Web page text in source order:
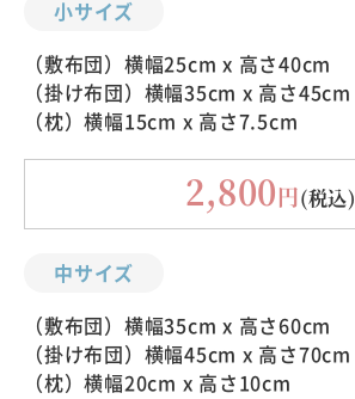
小サイズ
（敷布団）横幅25cm x 高さ40cm
（掛け布団）横幅35cm x 高さ45cm
（枕）横幅15cm x 高さ7.5cm
2,800円(税込)
中サイズ
（敷布団）横幅35cm x 高さ60cm
（掛け布団）横幅45cm x 高さ70cm
（枕）横幅20cm x 高さ10cm